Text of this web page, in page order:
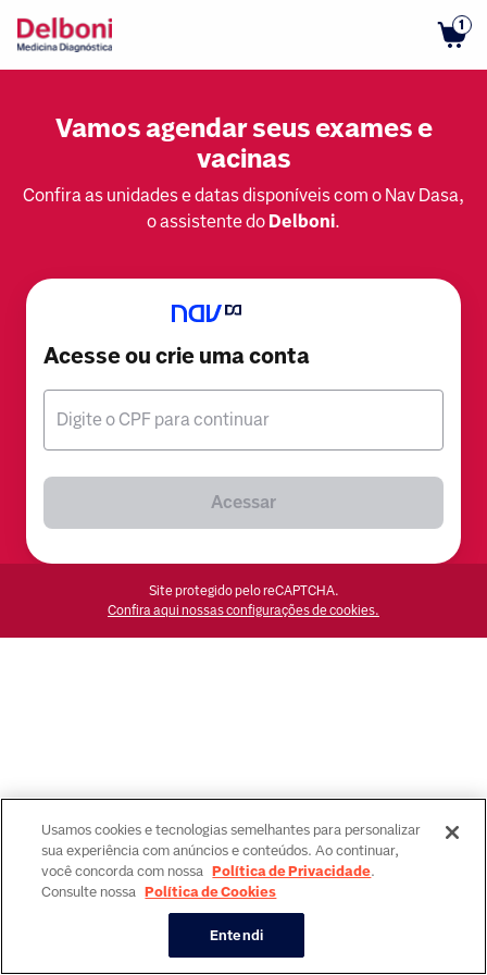
1
Vamos agendar seus exames e
vacinas
Confira as unidades e datas disponíveis com o Nav Dasa,
o assistente do Delboni.
Acesse ou crie uma conta
Digite o CPF para continuar
Acessar
Site protegido pelo reCAPTCHA.
Confira aqui nossas configurações de cookies.
Usamos cookies e tecnologias semelhantes para personalizar
sua experiência com anúncios e conteúdos. Ao continuar,
você concorda com nossa Política de Privacidade.
Consulte nossa Política de Cookies
Entendi